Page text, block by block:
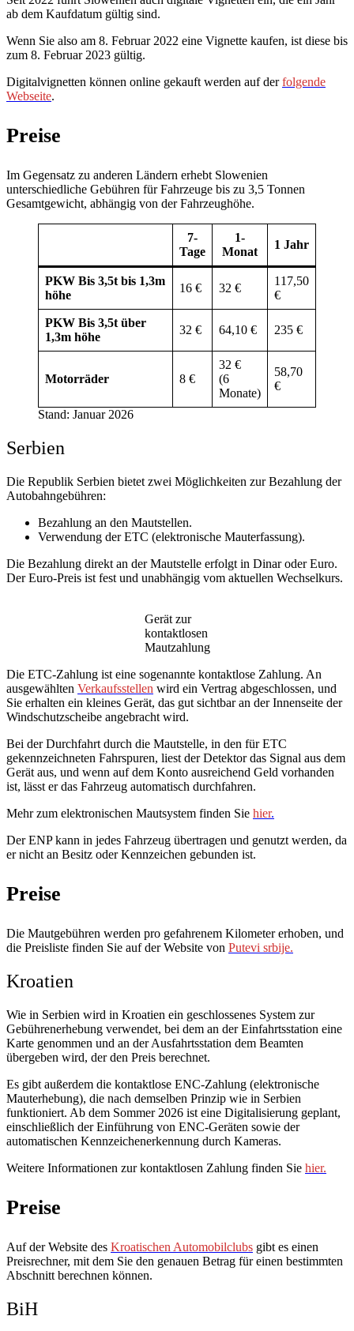
ab dem Kaufdatum gültig sind.
Wenn Sie also am 8. Februar 2022 eine Vignette kaufen, ist diese bis
zum 8. Februar 2023 gültig.
Digitalvignetten können online gekauft werden auf derfolgende
Webseite.
Preise
Im Gegensatz zu anderen Ländern erhebt Slowenien
unterschiedliche Gebühren für Fahrzeuge bis zu 3,5 Tonnen
Gesamtgewicht, abhängig von der Fahrzeughöhe.
7-
Tage
1-
Monat
1 Jahr
PKW Bis 3,5t bis 1,3m
höhe
16 € 32 €
117,50
€
PKW Bis 3,5t über
1,3m höhe
32 € 64,10 € 235 €
Motorräder 8 €
32 €
(6
Monate)
58,70
€
Stand: Januar 2026
Serbien
Die Republik Serbien bietet zwei Möglichkeiten zur Bezahlung der
Autobahngebühren:
Bezahlung an den Mautstellen.
Verwendung der ETC (elektronische Mauterfassung).
Die Bezahlung direkt an der Mautstelle erfolgt in Dinar oder Euro.
Der Euro-Preis ist fest und unabhängig vom aktuellen Wechselkurs.
Gerät zur
kontaktlosen
Mautzahlung
Die ETC-Zahlung ist eine sogenannte kontaktlose Zahlung. An
ausgewählten Verkaufsstellen wird ein Vertrag abgeschlossen, und
Sie erhalten ein kleines Gerät, das gut sichtbar an der Innenseite der
Windschutzscheibe angebracht wird.
Bei der Durchfahrt durch die Mautstelle, in den für ETC
gekennzeichneten Fahrspuren, liest der Detektor das Signal aus dem
Gerät aus, und wenn auf dem Konto ausreichend Geld vorhanden
ist, lässt er das Fahrzeug automatisch durchfahren.
Mehr zum elektronischen Mautsystem finden Sie hier.
Der ENP kann in jedes Fahrzeug übertragen und genutzt werden, da
er nicht an Besitz oder Kennzeichen gebunden ist.
Preise
Die Mautgebühren werden pro gefahrenem Kilometer erhoben, und
die Preisliste finden Sie auf der Website von Putevi srbije.
Kroatien
Wie in Serbien wird in Kroatien ein geschlossenes System zur
Gebührenerhebung verwendet, bei dem an der Einfahrtsstation eine
Karte genommen und an der Ausfahrtsstation dem Beamten
übergeben wird, der den Preis berechnet.
Es gibt außerdem die kontaktlose ENC-Zahlung (elektronische
Mauterhebung), die nach demselben Prinzip wie in Serbien
funktioniert. Ab dem Sommer 2026 ist eine Digitalisierung geplant,
einschließlich der Einführung von ENC-Geräten sowie der
automatischen Kennzeichenerkennung durch Kameras.
Weitere Informationen zur kontaktlosen Zahlung finden Sie hier.
Preise
Auf der Website des Kroatischen Automobilclubs gibt es einen
Preisrechner, mit dem Sie den genauen Betrag für einen bestimmten
Abschnitt berechnen können.
BiH